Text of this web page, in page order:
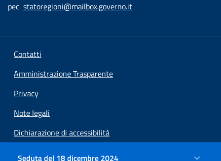
Seduta del 18 dicembre 2024
pec statoregioni@mailbox.governo.it
Contatti
Amministrazione Trasparente
Privacy
Note legali
Dichiarazione di accessibilità
Preferenze cookie